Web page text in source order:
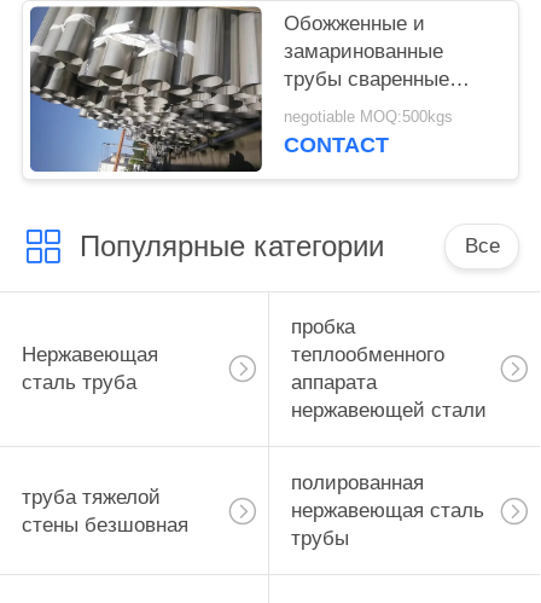
Обожженные и
замаринованные
трубы сваренные
нержавеющей сталью
для зданий
negotiable MOQ:500kgs
CONTACT
Популярные категории Все
Нержавеющая
сталь труба
пробка
теплообменного
аппарата
нержавеющей стали
труба тяжелой
стены безшовная
полированная
нержавеющая сталь
трубы